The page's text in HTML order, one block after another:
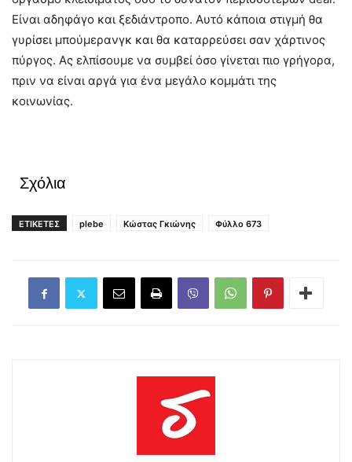
Είναι αδηφάγο και ξεδιάντροπο. Αυτό κάποια στιγμή θα
γυρίσει μπούμερανγκ και θα καταρρεύσει σαν χάρτινος
πύργος. Ας ελπίσουμε να συμβεί όσο γίνεται πιο γρήγορα,
πριν να είναι αργά για ένα μεγάλο κομμάτι της
κοινωνίας.
Σχόλια
ΕΤΙΚΕΤΕΣ plebe Κώστας Γκιώνης Φύλλο 673